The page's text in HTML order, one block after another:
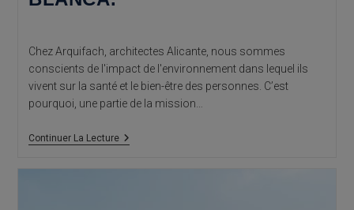
Chez Arquifach, architectes Alicante, nous sommes
conscients de l'impact de l'environnement dans lequel ils
vivent sur la santé et le bien-être des personnes. C’est
pourquoi, une partie de la mission…
Continuer La LectureArchitectes